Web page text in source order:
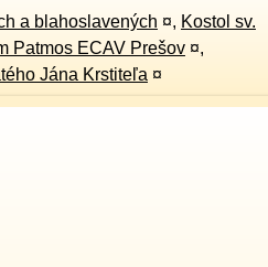
a blahoslavených ¤, Kostol sv.
Patmos ECAV Prešov ¤,
Jána Krstiteľa ¤